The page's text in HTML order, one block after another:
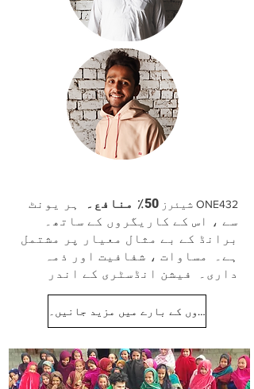
کاریگروں کے بارے میں مزید جانیں۔
ONE432 شیئرز 50٪ منافع۔
ہر یونٹ
سے ، اس کے کاریگروں کے ساتھ۔
برانڈ کے بے مثال معیار پر مشتمل
ہے۔
مساوات ، شفافیت اور ذمہ
داری۔
فیشن انڈسٹری کے اندر